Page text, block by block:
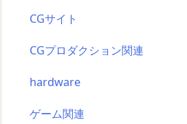
CGサイト
CGプロダクション関連
hardware
ゲーム関連